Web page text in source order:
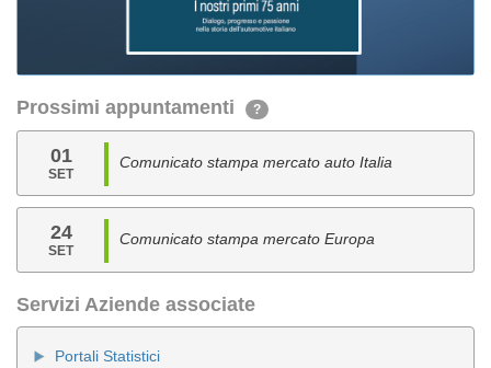
Prossimi appuntamenti ?
01
SET
Comunicato stampa mercato auto Italia
24
SET
Comunicato stampa mercato Europa
Servizi Aziende associate
Portali Statistici